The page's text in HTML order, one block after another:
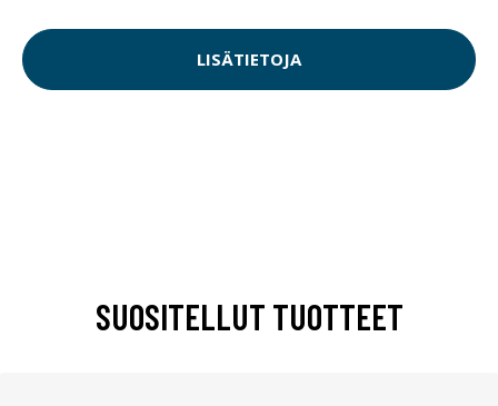
LISÄTIETOJA
SUOSITELLUT TUOTTEET